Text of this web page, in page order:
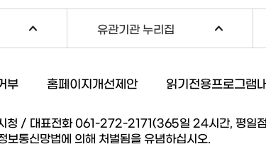
유관기관 누리집
부 홈페이지개선제안 읽기전용프로그램
청 / 대표전화 061-272-2171(365일 24시간, 평
통신망법에 의해 처벌됨을 유념하십시오.